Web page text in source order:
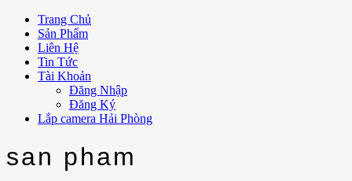
Trang Chủ
Sản Phẩm
Liên Hệ
Tin Tức
Tài Khoản
Đăng Nhập
Đăng Ký
Lắp camera Hải Phòng
san pham